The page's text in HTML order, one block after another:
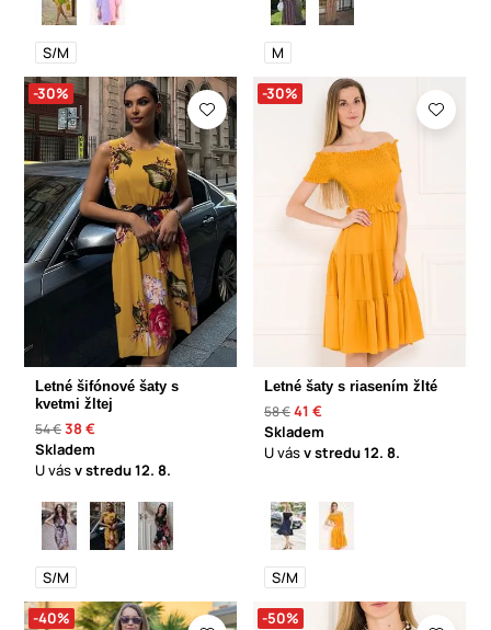
S/M M
-30%
Letné šifónové šaty s
kvetmi žltej
54 €38 €
Skladem
U vásv stredu12. 8.
S/M
-30%
Letné šaty s riasením žlté
58 €41 €
Skladem
U vásv stredu12. 8.
S/M
-40% -50%